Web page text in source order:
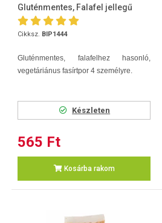
Gluténmentes, Falafel jellegű
200g
Cikksz. BIP1444
Gluténmentes, falafelhez hasonló,
vegetáriánus fasírtpor 4 személyre.
Készleten
565 Ft
Kosárba rakom